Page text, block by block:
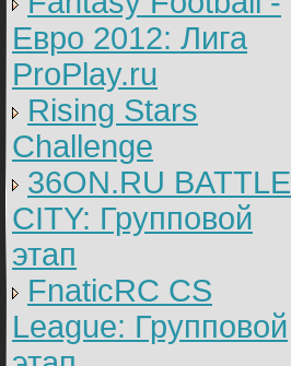
Евро 2012: Лига
ProPlay.ru
Rising Stars
Challenge
36ON.RU BATTLE
CITY: Групповой
этап
FnaticRC CS
League: Групповой